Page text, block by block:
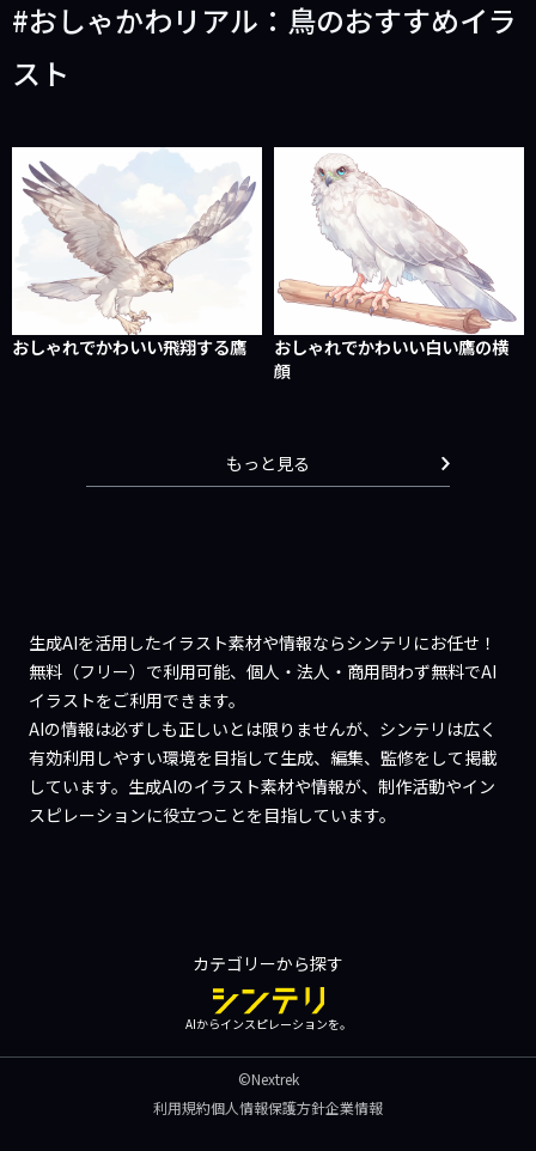
おしゃかわリアル：鳥のおすすめイラ
スト
おしゃれでかわいい飛翔する鷹
おしゃれでかわいい白い鷹の横
顔
もっと見る
生成AIを活用したイラスト素材や情報ならシンテリにお任せ！
無料（フリー）で利用可能、個人・法人・商用問わず無料でAI
イラストをご利用できます。
AIの情報は必ずしも正しいとは限りませんが、シンテリは広く
有効利用しやすい環境を目指して生成、編集、監修をして掲載
しています。生成AIのイラスト素材や情報が、制作活動やイン
スピレーションに役立つことを目指しています。
カテゴリーから探す
AIからインスピレーションを。
©Nextrek
利用規約個人情報保護方針企業情報